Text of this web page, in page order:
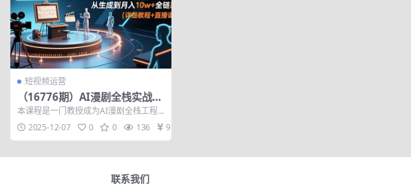
短视频运营
（16776期）AI漫剧全栈实战
课：工具流、导演流、变现流，
从生成到月入10w+全链路 (详细
教程+直播课)
本课程是一门教授成为AI漫剧全栈工程
师的深度实战课。架构清晰分为工具流
（多软件操...
2025-12-07 0 0 136 9.9
联系我们